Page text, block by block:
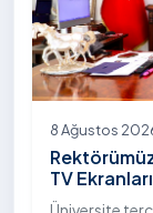
8 Ağustos
TV